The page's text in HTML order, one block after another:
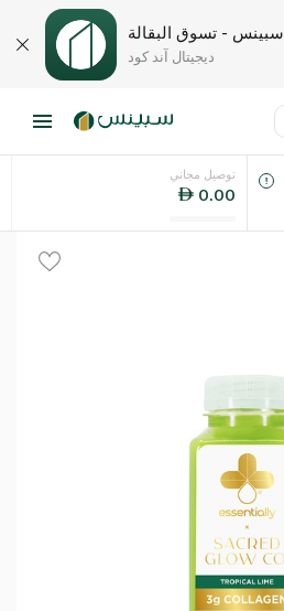
سبينس - تسوق البقالة
ديجيتال آند كود
اللغةتوصيل مجاني
0.00